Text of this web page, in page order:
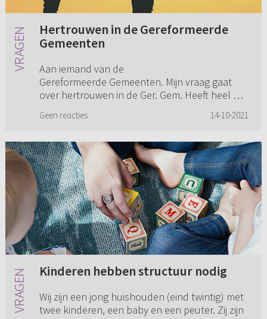
Hertrouwen in de Gereformeerde
Gemeenten
Aan iemand van de
Gereformeerde Gemeenten. Mijn vraag gaat
over hertrouwen in de Ger. Gem. Heeft heel het
zwager is jaren geleden na ruim 10 jaar
Geen reacties 14-10-2021
Kinderen hebben structuur nodig
Wij zijn een jong huishouden (eind twintig) met
twee kinderen, een baby en een peuter. Zij zijn